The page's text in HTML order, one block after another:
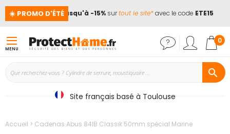
☀️ PROMO D'ÉTÉ
! 📢Jusqu'à -15%surtout le site*avec le codeETE15
MENU
0
Site français basé à Toulouse
Accueil Cadenas Abus 84IB Classik 50mm spécial Marine